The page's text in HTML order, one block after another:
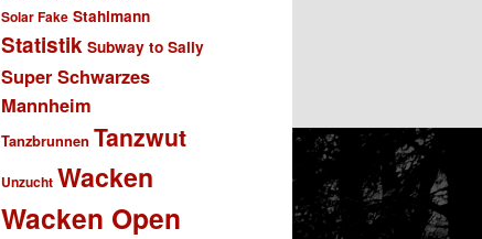
Solar Fake Stahlmann
Statistik Subway to Sally
Super Schwarzes
Mannheim
Tanzbrunnen Tanzwut
Unzucht Wacken
Wacken Open